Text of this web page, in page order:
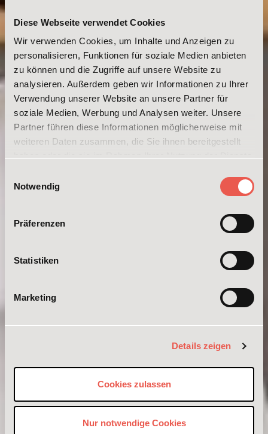
Diese Webseite verwendet Cookies
Wir verwenden Cookies, um Inhalte und Anzeigen zu
personalisieren, Funktionen für soziale Medien anbieten
zu können und die Zugriffe auf unsere Website zu
analysieren. Außerdem geben wir Informationen zu Ihrer
Verwendung unserer Website an unsere Partner für
soziale Medien, Werbung und Analysen weiter. Unsere
Partner führen diese Informationen möglicherweise mit
weiteren Daten zusammen, die Sie ihnen bereitgestellt
unsererDatenschutzerklärung Impressum
Notwendig
Präferenzen
Statistiken
Marketing
Details zeigen
Cookies zulassen
Nur notwendige Cookies